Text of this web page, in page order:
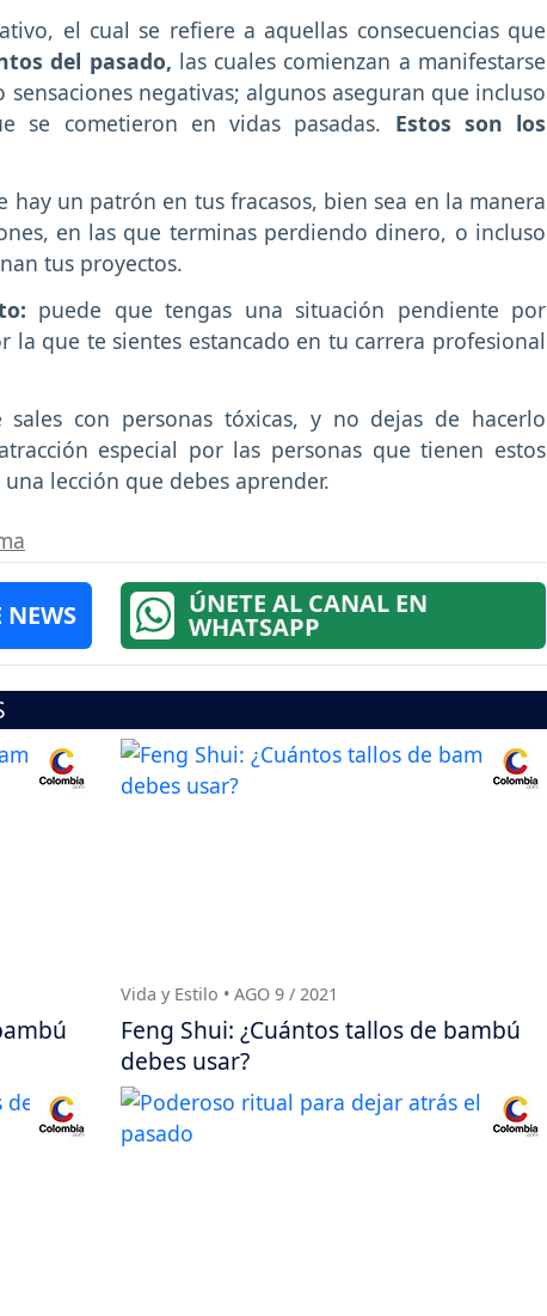
el cual se refiere a aquellas consecuencias que
del pasado, las cuales comienzan a manifestarse
negativas; algunos aseguran que incluso
se cometieron en vidas pasadas. Estos son los
hay un patrón en tus fracasos, bien sea en la manera
en las que terminas perdiendo dinero, o incluso
tus proyectos.
puede que tengas una situación pendiente por
la que te sientes estancado en tu carrera profesional
sales con personas tóxicas, y no dejas de hacerlo
especial por las personas que tienen estos
lección que debes aprender.
NEWS ÚNETE AL CANAL EN
WHATSAPP
Vida y Estilo • AGO 9 / 2021
Feng Shui: ¿Cuántos tallos de bambú
debes usar?